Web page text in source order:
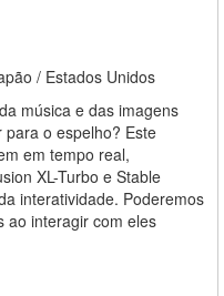
/ Estados Unidos
música e das imagens
o espelho? Este
em tempo real,
XL-Turbo e Stable
interatividade. Poderemos
ao interagir com eles